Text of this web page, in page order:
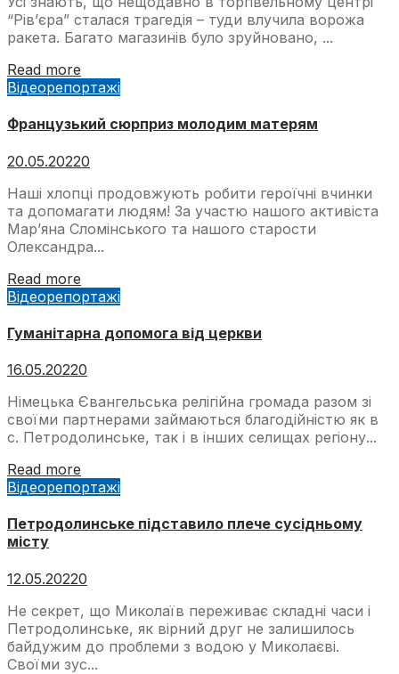
“Рів’єра” сталася трагедія – туди влучила ворожа
ракета. Багато магазинів було зруйновано, ...
Read more
Відеорепортажі
Французький сюрприз молодим матерям
20.05.20220
Наші хлопці продовжують робити героїчні вчинки
та допомагати людям! За участю нашого активіста
Мар’яна Сломінського та нашого старости
Олександра...
Read more
Відеорепортажі
Гуманітарна допомога від церкви
16.05.20220
Німецька Євангельська релігійна громада разом зі
своїми партнерами займаються благодійністю як в
с. Петродолинське, так і в інших селищах регіону...
Read more
Відеорепортажі
Петродолинське підставило плече сусідньому
місту
12.05.20220
Не секрет, що Миколаїв переживає складні часи і
Петродолинське, як вірний друг не залишилось
байдужим до проблеми з водою у Миколаєві.
Своїми зус...